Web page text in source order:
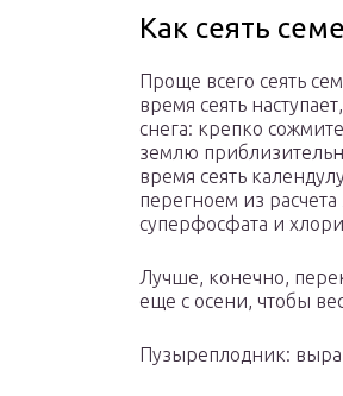
Как сеять
Проще всего сеять
время сеять
снега: крепко
землю
время сеять
перегноем из
суперфосфата и
Лучше, конечно,
еще с осени, чтобы
Пузыреплодник: